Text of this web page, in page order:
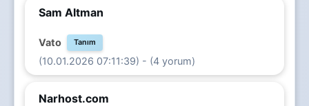
Sam Altman
Vato Tanım
(10.01.2026 07:11:39) - (4 yorum)
Narhost.com